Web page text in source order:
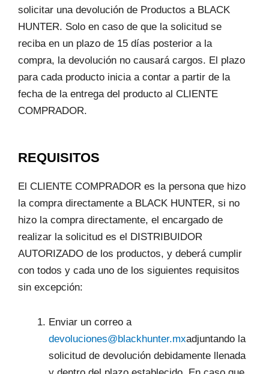
solicitar una devolución de Productos a BLACK
HUNTER. Solo en caso de que la solicitud se
reciba en un plazo de 15 días posterior a la
compra, la devolución no causará cargos. El plazo
para cada producto inicia a contar a partir de la
fecha de la entrega del producto al CLIENTE
COMPRADOR.
REQUISITOS
El CLIENTE COMPRADOR es la persona que hizo
la compra directamente a BLACK HUNTER, si no
hizo la compra directamente, el encargado de
realizar la solicitud es el DISTRIBUIDOR
AUTORIZADO de los productos, y deberá cumplir
con todos y cada uno de los siguientes requisitos
sin excepción:
Enviar un correo a
devoluciones@blackhunter.mxadjuntando la
solicitud de devolución debidamente llenada